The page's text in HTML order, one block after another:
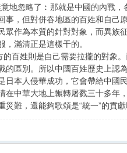
地忽略了︰那就是中國的內戰
，但對併吞地區的百姓和自己
作為本質的針對對象，而異族
滿清正是這樣干的。
百姓則是自己需要拉攏的對象
區別。所以中國百姓歷史上認
本人侵華成功，它會帶給中國
中華大地上輾轉屠戮三十多年
難，還能夠歌頌是“統一”的貢